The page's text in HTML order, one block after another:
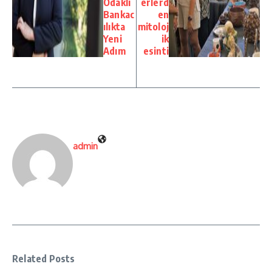
Bankac
ılıkta
Yeni
Adım
en
mitoloj
ik
esinti
admin
Related Posts